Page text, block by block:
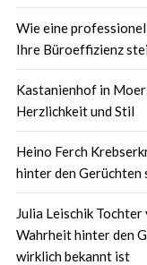
Wie eine
Ihre Büroeffizienz
Kastanienhof in
Herzlichkeit und Stil
Heino Ferch
hinter den Gerüchten
Julia Leischik
Wahrheit hinter den
wirklich bekannt ist